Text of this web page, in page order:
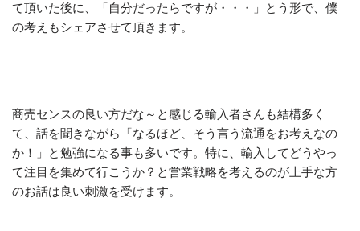
て頂いた後に、「自分だったらですが・・・」とう形で、僕
の考えもシェアさせて頂きます。
商売センスの良い方だな～と感じる輸入者さんも結構多く
て、話を聞きながら「なるほど、そう言う流通をお考えなの
か！」と勉強になる事も多いです。特に、輸入してどうやっ
て注目を集めて行こうか？と営業戦略を考えるのが上手な方
のお話は良い刺激を受けます。